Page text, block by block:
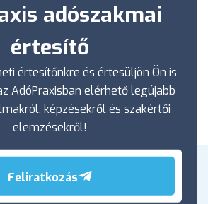
adószakmai
értesítő
értesítőnkre és értesüljön Ön is
AdóPraxisban elérhető legújabb
képzésekről és szakértői
elemzésekről!
Feliratkozás